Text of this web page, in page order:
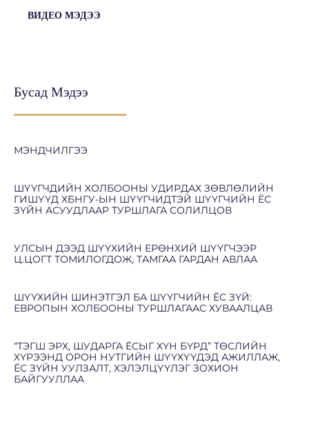
ВИДЕО МЭДЭЭ
Бусад Мэдээ
МЭНДЧИЛГЭЭ
ШҮҮГЧДИЙН ХОЛБООНЫ УДИРДАХ ЗӨВЛӨЛИЙН
ГИШҮҮД ХБНГУ-ЫН ШҮҮГЧИДТЭЙ ШҮҮГЧИЙН ЁС
ЗҮЙН АСУУДЛААР ТУРШЛАГА СОЛИЛЦОВ
УЛСЫН ДЭЭД ШҮҮХИЙН ЕРӨНХИЙ ШҮҮГЧЭЭР
Ц.ЦОГТ ТОМИЛОГДОЖ, ТАМГАА ГАРДАН АВЛАА
ШҮҮХИЙН ШИНЭТГЭЛ БА ШҮҮГЧИЙН ЁС ЗҮЙ:
ЕВРОПЫН ХОЛБООНЫ ТУРШЛАГААС ХУВААЛЦАВ
“ТЭГШ ЭРХ, ШУДАРГА ЁСЫГ ХҮН БҮРД” ТӨСЛИЙН
ХҮРЭЭНД ОРОН НУТГИЙН ШҮҮХҮҮДЭД АЖИЛЛАЖ,
ЁС ЗҮЙН УУЛЗАЛТ, ХЭЛЭЛЦҮҮЛЭГ ЗОХИОН
БАЙГУУЛЛАА